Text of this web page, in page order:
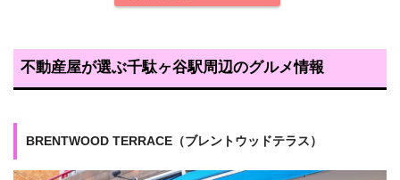
不動産屋が選ぶ千駄ヶ谷駅周辺のグルメ情報
BRENTWOOD TERRACE（ブレントウッドテラス）